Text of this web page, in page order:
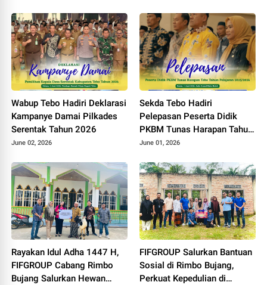
Wabup Tebo Hadiri Deklarasi
Kampanye Damai Pilkades
Serentak Tahun 2026
June 02, 2026
Sekda Tebo Hadiri
Pelepasan Peserta Didik
PKBM Tunas Harapan Tahun
Pelajaran 2025 - 2026
June 01, 2026
Rayakan Idul Adha 1447 H,
FIFGROUP Cabang Rimbo
Bujang Salurkan Hewan
FIFGROUP Salurkan Bantuan
Sosial di Rimbo Bujang,
Perkuat Kepedulian di